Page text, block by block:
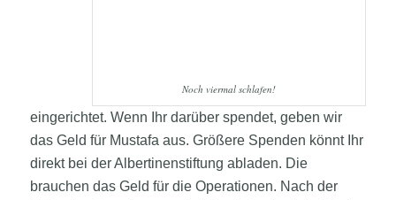
Noch viermal schlafen!
eingerichtet. Wenn Ihr darüber spendet, geben wir
das Geld für Mustafa aus. Größere Spenden könnt Ihr
direkt bei der Albertinenstiftung abladen. Die
brauchen das Geld für die Operationen. Nach der